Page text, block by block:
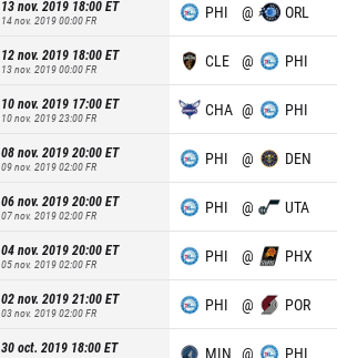
13 nov. 2019 18:00ET
14 nov. 2019 00:00FR PHI @ ORL
12 nov. 2019 18:00ET
13 nov. 2019 00:00FR CLE @ PHI
10 nov. 2019 17:00ET
10 nov. 2019 23:00FR CHA @ PHI
08 nov. 2019 20:00ET
09 nov. 2019 02:00FR PHI @ DEN
06 nov. 2019 20:00ET
07 nov. 2019 02:00FR PHI @ UTA
04 nov. 2019 20:00ET
05 nov. 2019 02:00FR PHI @ PHX
02 nov. 2019 21:00ET
03 nov. 2019 02:00FR PHI @ POR
30 oct. 2019 18:00ET MIN @ PHI